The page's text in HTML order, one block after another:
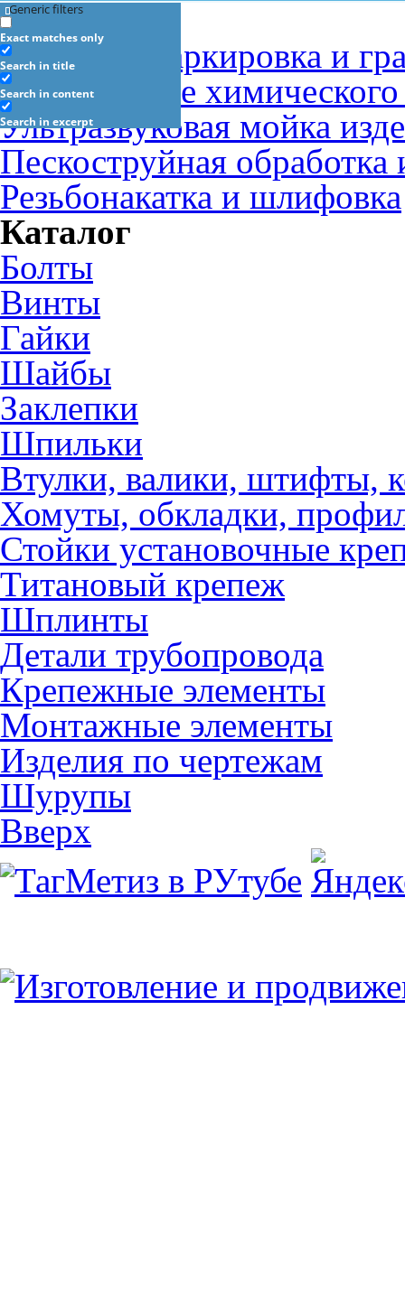
Generic filters
Exact matches only
Search in title
Search in content
Search in excerpt
Услуги
Лазерная маркировка и
Определение химического
Ультразвуковая мойка
Пескоструйная обработка
Резьбонакатка и шлифовка
Каталог
Болты
Винты
Гайки
Шайбы
Заклепки
Шпильки
Втулки, валики, штифты,
Хомуты, обкладки,
Стойки установочные
Титановый крепеж
Шплинты
Детали трубопровода
Крепежные элементы
Монтажные элементы
Изделия по чертежам
Шурупы
Вверх